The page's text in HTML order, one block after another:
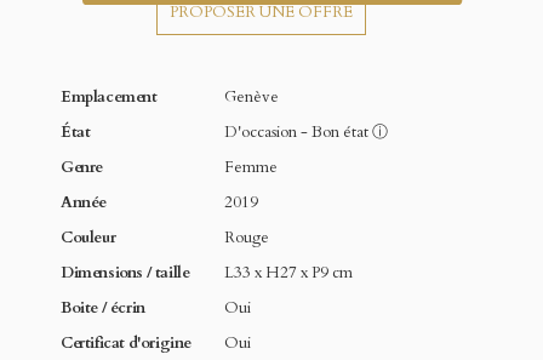
PROPOSER UNE OFFRE
Emplacement
Genève
État
D'occasion - Bon étatⓘ
Genre
Femme
Année
2019
Couleur
Rouge
Dimensions / taille
L33 x H27 x P9 cm
Boite / écrin
Oui
Certificat d'origine
Oui